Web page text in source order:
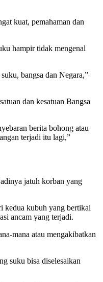
kuat, pemahaman dan
hampir tidak mengenal
bangsa dan Negara,”
dan kesatuan Bangsa
berita bohong atau
terjadi itu lagi,”
jatuh korban yang
kedua kubuh yang bertikai
ancam yang terjadi.
mana atau mengakibatkan
suku bisa diselesaikan